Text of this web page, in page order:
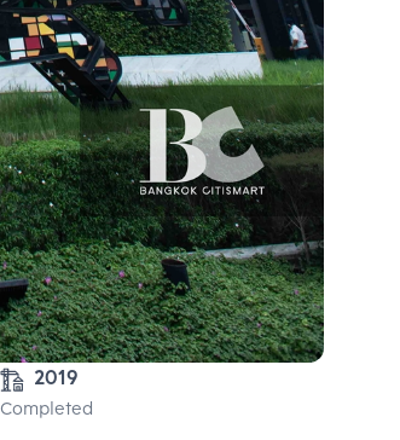
2019
Completed